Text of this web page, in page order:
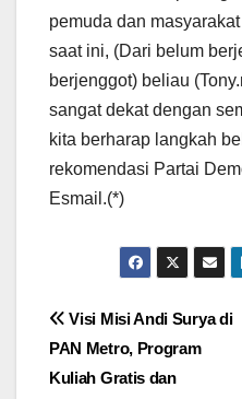
pemuda dan
saat ini, (Dari belum
berjenggot) beliau
sangat dekat dengan
kita berharap langkah
rekomendasi Partai
Esmail.(*)
Navigasi
pos
Visi Misi Andi Surya di
PAN Metro, Program
Kuliah Gratis dan